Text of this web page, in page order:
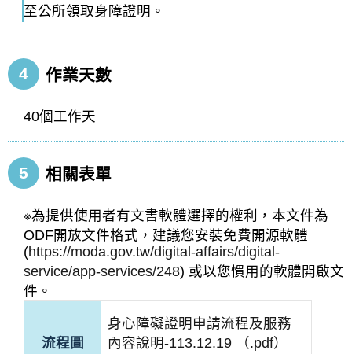
至公所領取身障證明。
4 作業天數
40個工作天
5 相關表單
※為提供使用者有文書軟體選擇的權利，本文件為
ODF開放文件格式，建議您安裝免費開源軟體
(https://moda.gov.tw/digital-affairs/digital-
service/app-services/248) 或以您慣用的軟體開啟文
件。
流程圖
身心障礙證明申請流程及服務
內容說明-113.12.19 （.pdf）